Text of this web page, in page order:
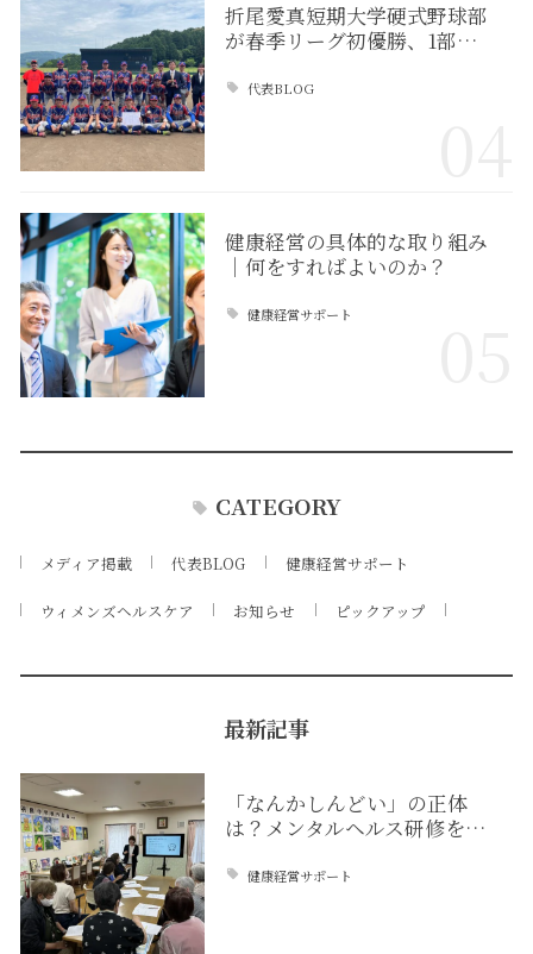
折尾愛真短期大学硬式野球部
が春季リーグ初優勝、1部…
代表BLOG
健康経営の具体的な取り組み
｜何をすればよいのか？
健康経営サポート
CATEGORY
メディア掲載 代表BLOG 健康経営サポート
ウィメンズヘルスケア お知らせ ピックアップ
最新記事
「なんかしんどい」の正体
は？メンタルヘルス研修を…
健康経営サポート